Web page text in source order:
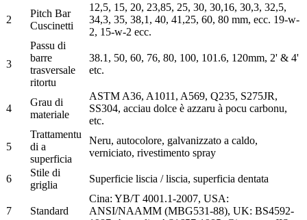
2
Pitch Bar
Cuscinetti
12,5, 15, 20, 23,85, 25, 30, 30,16, 30,3, 32,5,
34,3, 35, 38,1, 40, 41,25, 60, 80 mm, ecc. 19-w-
2, 15-w-2 ecc.
3
Passu di
barre
trasversale
ritortu
38.1, 50, 60, 76, 80, 100, 101.6, 120mm, 2' & 4'
etc.
4
Grau di
materiale
ASTM A36, A1011, A569, Q235, S275JR,
SS304, acciau dolce è azzaru à pocu carbonu,
etc.
5
Trattamentu
di a
superficia
Neru, autocolore, galvanizzato a caldo,
verniciato, rivestimento spray
6
Stile di
griglia
Superficie liscia / liscia, superficia dentata
7 Standard
Cina: YB/T 4001.1-2007, USA:
ANSI/NAAMM (MBG531-88), UK: BS4592-